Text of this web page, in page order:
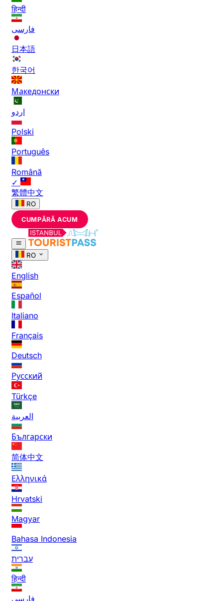
हिन्दी
فارسی
日本語
한국어
Македонски
اردو
Polski
Português
Română
✓
繁體中文
RO
CUMPĂRĂ ACUM
RO
English
Español
Italiano
Français
Deutsch
Русский
Türkçe
العربية
Български
简体中文
Ελληνικά
Hrvatski
Magyar
Bahasa Indonesia
עברית
हिन्दी
فارسی